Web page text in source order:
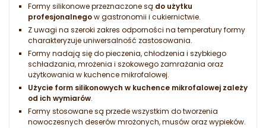
Formy silikonowe przeznaczone są do użytku
profesjonalnegow gastronomii i cukiernictwie.
Z uwagi na szeroki zakres odporności na temperatury formy
charakteryzuje uniwersalność zastosowania.
Formy nadają się do pieczenia, chłodzenia i szybkiego
schładzania, mrożenia i szokowego zamrażania oraz
użytkowania w kuchence mikrofalowej.
Użycie form silikonowych w kuchence mikrofalowej zależy
od ich wymiarów.
Formy stosowane są przede wszystkim do tworzenia
nowoczesnych deserów mrożonych, musów oraz wypieków.